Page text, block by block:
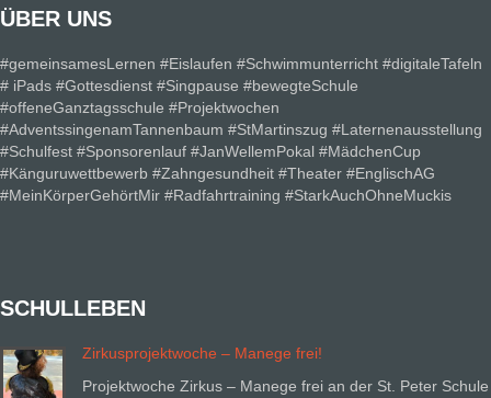
ÜBER UNS
#gemeinsamesLernen #Eislaufen #Schwimmunterricht #digitaleTafeln
# iPads #Gottesdienst #Singpause #bewegteSchule
#offeneGanztagsschule #Projektwochen
#AdventssingenamTannenbaum #StMartinszug #Laternenausstellung
#Schulfest #Sponsorenlauf #JanWellemPokal #MädchenCup
#Känguruwettbewerb #Zahngesundheit #Theater #EnglischAG
#MeinKörperGehörtMir #Radfahrtraining #StarkAuchOhneMuckis
SCHULLEBEN
Zirkusprojektwoche – Manege frei!
Projektwoche Zirkus – Manege frei an der St. Peter Schule